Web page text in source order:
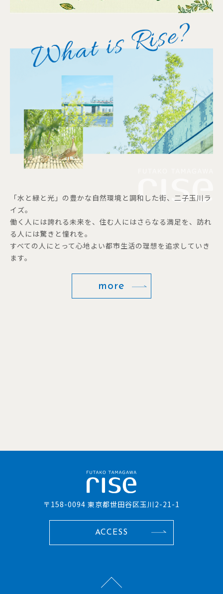
「水と緑と光」の豊かな自然環境と調和した街、二子玉川ラ
イズ。
働く人には誇れる未来を、住む人にはさらなる満足を、訪れ
る人には驚きと憧れを。
すべての人にとって心地よい都市生活の理想を追求していき
ます。
more
〒158-0094 東京都世田谷区玉川2-21-1
ACCESS